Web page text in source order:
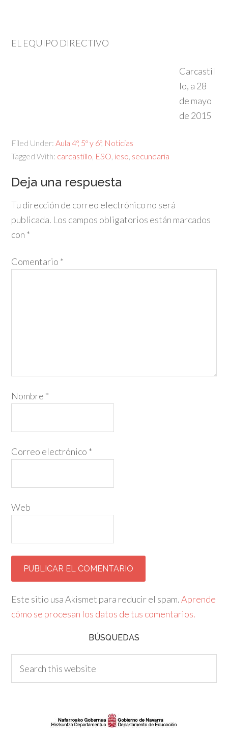
EL EQUIPO DIRECTIVO
Carcastil
lo, a 28
de mayo
de 2015
Filed Under:Aula 4º, 5º y 6º, Noticias
Tagged With: carcastillo ESO ieso secundaria
Deja una respuesta
Tu dirección de correo electrónico no será
publicada. Los campos obligatorios están marcados
con *
Comentario *
Nombre *
Correo electrónico *
Web
Este sitio usa Akismet para reducir el spam.Aprende
cómo se procesan los datos de tus comentarios.
BÚSQUEDAS